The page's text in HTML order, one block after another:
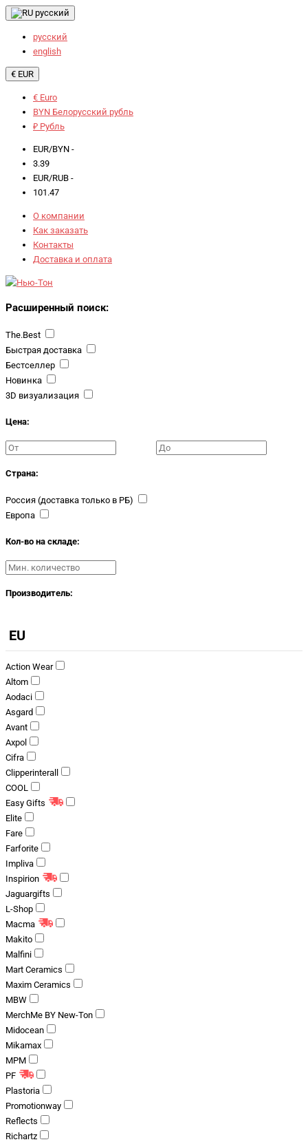
русский
русский
english
€ EUR
€ Euro
BYN Белорусский рубль
₽ Рубль
EUR/BYN -
3.39
EUR/RUB -
101.47
О компании
Как заказать
Контакты
Доставка и оплата
Расширенный поиск:
The.Best
Быстрая доставка
Бестселлер
Новинка
3D визуализация
Цена:
Страна:
Россия (доставка только в РБ)
Европа
Кол-во на складе:
Производитель:
EU
Action Wear
Altom
Aodaci
Asgard
Avant
Axpol
Cifra
Clipperinterall
COOL
Easy Gifts
Elite
Fare
Farforite
Impliva
Inspirion
Jaguargifts
L-Shop
Macma
Makito
Malfini
Mart Ceramics
Maxim Ceramics
MBW
MerchMe BY New-Ton
Midocean
Mikamax
MPM
PF
Plastoria
Promotionway
Reflects
Richartz